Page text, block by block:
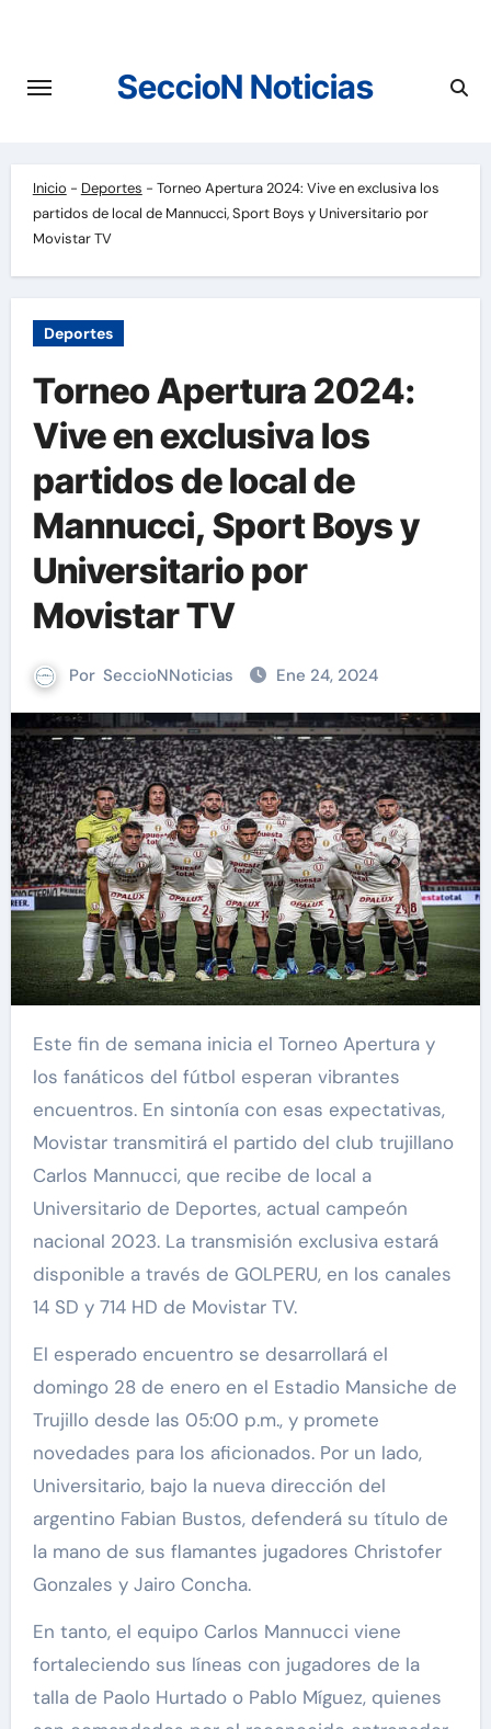
contenido
SeccioN Noticias
Inicio - Deportes - Torneo Apertura 2024: Vive en exclusiva los
partidos de local de Mannucci, Sport Boys y Universitario por
Movistar TV
Deportes
Torneo Apertura 2024:
Vive en exclusiva los
partidos de local de
Mannucci, Sport Boys y
Universitario por
Movistar TV
Por SeccioNNoticias Ene 24, 2024
Este fin de semana inicia el Torneo Apertura y
los fanáticos del fútbol esperan vibrantes
encuentros. En sintonía con esas expectativas,
Movistar transmitirá el partido del club trujillano
Carlos Mannucci, que recibe de local a
Universitario de Deportes, actual campeón
nacional 2023. La transmisión exclusiva estará
disponible a través de GOLPERU, en los canales
14 SD y 714 HD de Movistar TV.
El esperado encuentro se desarrollará el
domingo 28 de enero en el Estadio Mansiche de
Trujillo desde las 05:00 p.m., y promete
novedades para los aficionados. Por un lado,
Universitario, bajo la nueva dirección del
argentino Fabian Bustos, defenderá su título de
la mano de sus flamantes jugadores Christofer
Gonzales y Jairo Concha.
En tanto, el equipo Carlos Mannucci viene
fortaleciendo sus líneas con jugadores de la
talla de Paolo Hurtado o Pablo Míguez, quienes